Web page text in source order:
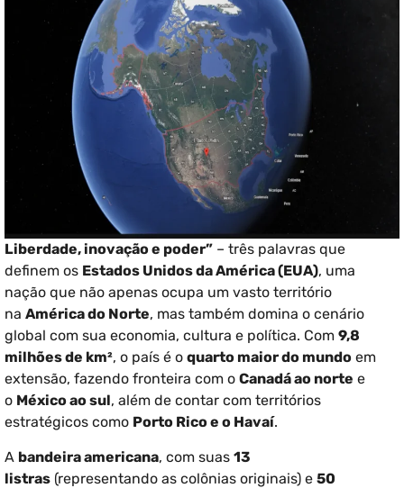
Liberdade, inovação e poder” – três palavras que
definem os Estados Unidos da América (EUA), uma
nação que não apenas ocupa um vasto território
na América do Norte, mas também domina o cenário
global com sua economia, cultura e política. Com 9,8
milhões de km², o país é o quarto maior do mundo em
extensão, fazendo fronteira com o Canadá ao norte e
o México ao sul, além de contar com territórios
estratégicos como Porto Rico e o Havaí.
A bandeira americana, com suas 13
listras (representando as colônias originais) e 50